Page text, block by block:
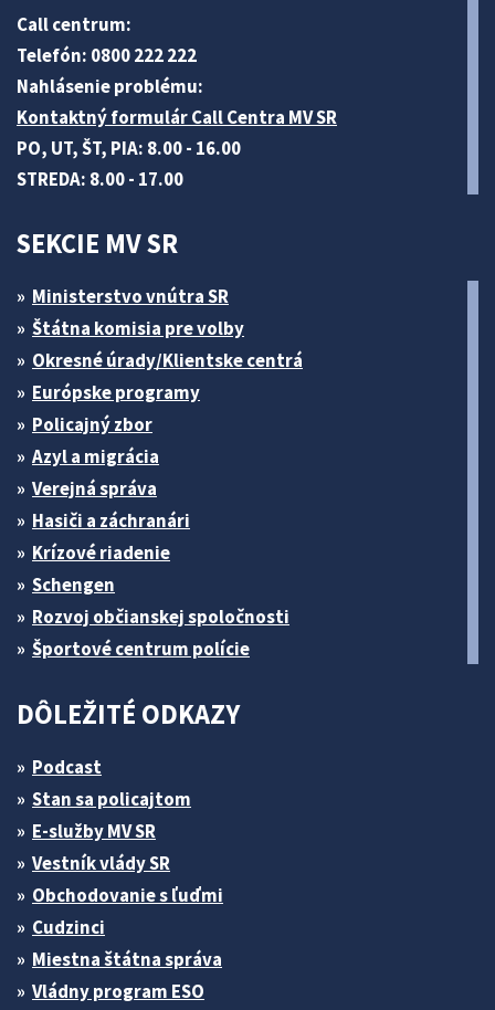
Call centrum:
Telefón: 0800 222 222
Nahlásenie problému:
Kontaktný formulár Call Centra MV SR
PO, UT, ŠT, PIA: 8.00 - 16.00
STREDA: 8.00 - 17.00
SEKCIE MV SR
Ministerstvo vnútra SR
Štátna komisia pre volby
Okresné úrady/Klientske centrá
Európske programy
Policajný zbor
Azyl a migrácia
Verejná správa
Hasiči a záchranári
Krízové riadenie
Schengen
Rozvoj občianskej spoločnosti
Športové centrum polície
DÔLEŽITÉ ODKAZY
Podcast
Stan sa policajtom
E-služby MV SR
Vestník vlády SR
Obchodovanie s ľuďmi
Cudzinci
Miestna štátna správa
Vládny program ESO